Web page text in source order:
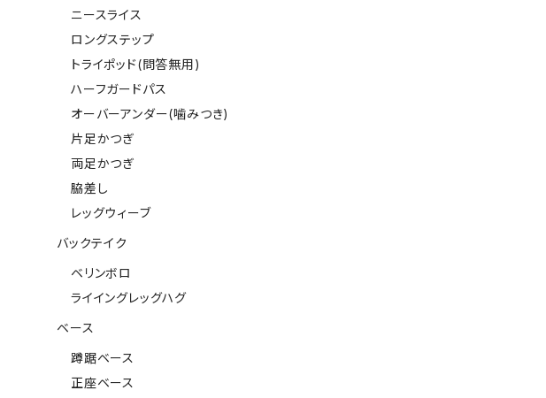
ニースライス
ロングステップ
トライポッド(問答無用)
ハーフガードパス
オーバーアンダー(噛みつき)
片足かつぎ
両足かつぎ
脇差し
レッグウィーブ
バックテイク
ベリンボロ
ライイングレッグハグ
ベース
蹲踞ベース
正座ベース